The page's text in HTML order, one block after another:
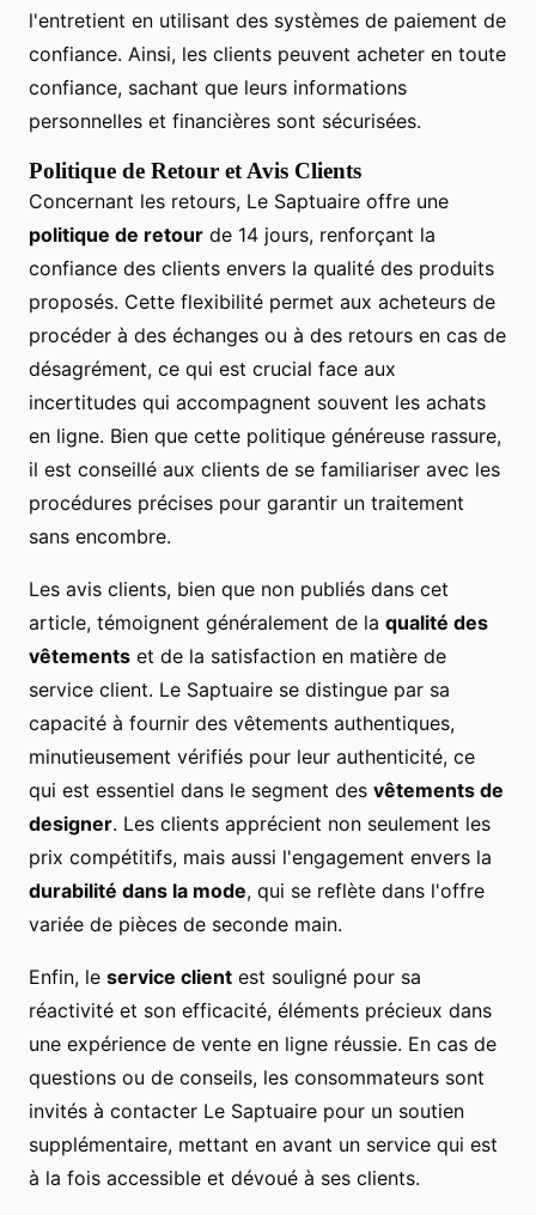
l'entretient en utilisant des systèmes de paiement de
confiance. Ainsi, les clients peuvent acheter en toute
confiance, sachant que leurs informations
personnelles et financières sont sécurisées.
Politique de Retour et Avis Clients
Concernant les retours, Le Saptuaire offre une
politique de retour de 14 jours, renforçant la
confiance des clients envers la qualité des produits
proposés. Cette flexibilité permet aux acheteurs de
procéder à des échanges ou à des retours en cas de
désagrément, ce qui est crucial face aux
incertitudes qui accompagnent souvent les achats
en ligne. Bien que cette politique généreuse rassure,
il est conseillé aux clients de se familiariser avec les
procédures précises pour garantir un traitement
sans encombre.
Les avis clients, bien que non publiés dans cet
article, témoignent généralement de la qualité des
vêtements et de la satisfaction en matière de
service client. Le Saptuaire se distingue par sa
capacité à fournir des vêtements authentiques,
minutieusement vérifiés pour leur authenticité, ce
qui est essentiel dans le segment des vêtements de
designer. Les clients apprécient non seulement les
prix compétitifs, mais aussi l'engagement envers la
durabilité dans la mode, qui se reflète dans l'offre
variée de pièces de seconde main.
Enfin, le service client est souligné pour sa
réactivité et son efficacité, éléments précieux dans
une expérience de vente en ligne réussie. En cas de
questions ou de conseils, les consommateurs sont
invités à contacter Le Saptuaire pour un soutien
supplémentaire, mettant en avant un service qui est
à la fois accessible et dévoué à ses clients.